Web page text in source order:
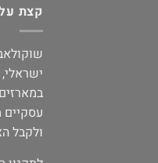
קצת
עסקיים
ולקבל